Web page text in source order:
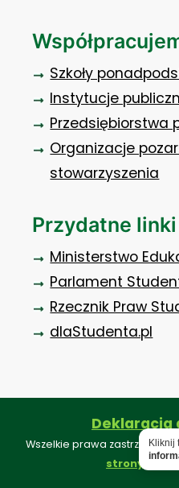
Szkoły
Instytucje
Przedsiębiorstwa
Organizacje
stowarzyszenia
Przydatne linki
Ministerstwo
Parlament
Rzecznik Praw
dlaStudenta.pl
Deklaracja
Wszelkie prawa zastrzeżone
strony
Kliknij